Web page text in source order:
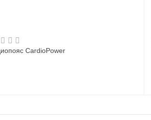
CardioPower